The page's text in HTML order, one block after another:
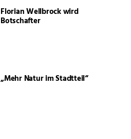
Florian Wellbrock wird
Botschafter
„Mehr Natur im Stadtteil“